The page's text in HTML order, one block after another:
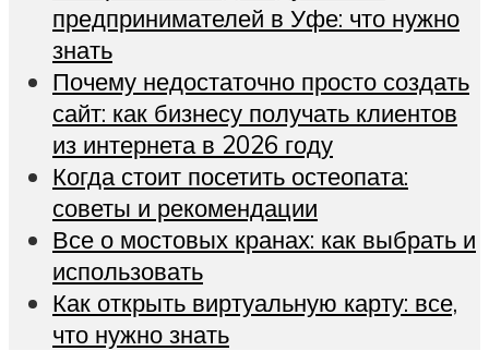
предпринимателей в Уфе: что нужно
знать
Почему недостаточно просто создать
сайт: как бизнесу получать клиентов
из интернета в 2026 году
Когда стоит посетить остеопата:
советы и рекомендации
Все о мостовых кранах: как выбрать и
использовать
Как открыть виртуальную карту: все,
что нужно знать